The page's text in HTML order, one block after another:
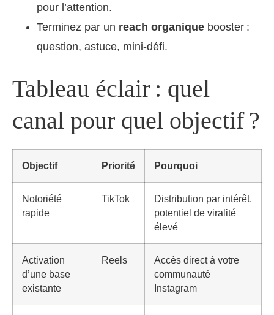
pour l’attention.
Terminez par un reach organique booster :
question, astuce, mini‑défi.
Tableau éclair : quel
canal pour quel objectif ?
Objectif Priorité Pourquoi
Notoriété
rapide
TikTok
Distribution par intérêt,
potentiel de viralité
élevé
Activation
d’une base
existante
Reels
Accès direct à votre
communauté
Instagram